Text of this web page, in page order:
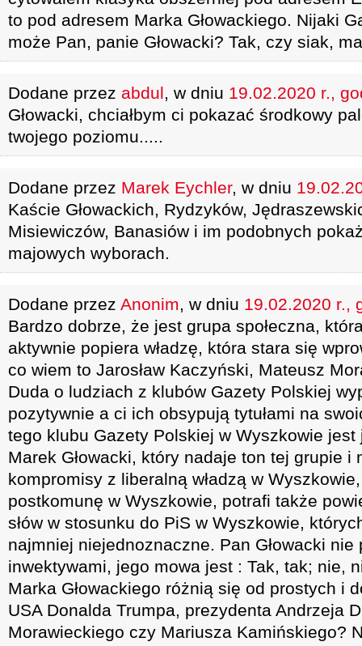
to pod adresem Marka Głowackiego. Nijaki
może Pan, panie Głowacki? Tak, czy siak,
Dodane przez abdul, w dniu 19.02.2020 r.,
Głowacki, chciałbym ci pokazać środkowy
twojego poziomu.....
Dodane przez Marek Eychler, w dniu
Kaście Głowackich, Rydzyków,
Misiewiczów, Banasiów i im podobnych
majowych wyborach.
Dodane przez Anonim, w dniu 19.02.2020 r.,
Bardzo dobrze, że jest grupa społeczna,
aktywnie popiera władzę, która stara się
co wiem to Jarosław Kaczyński, Mateusz
Duda o ludziach z klubów Gazety Polskiej
pozytywnie a ci ich obsypują tytułami na
tego klubu Gazety Polskiej w Wyszkowie
Marek Głowacki, który nadaje ton tej grupie i
kompromisy z liberalną władzą w
postkomunę w Wyszkowie, potrafi także
słów w stosunku do PiS w Wyszkowie,
najmniej niejednoznaczne. Pan Głowacki nie
inwektywami, jego mowa jest : Tak, tak; nie,
Marka Głowackiego różnią się od prostych i
USA Donalda Trumpa, prezydenta Andrzeja
Morawieckiego czy Mariusza Kamińskiego?